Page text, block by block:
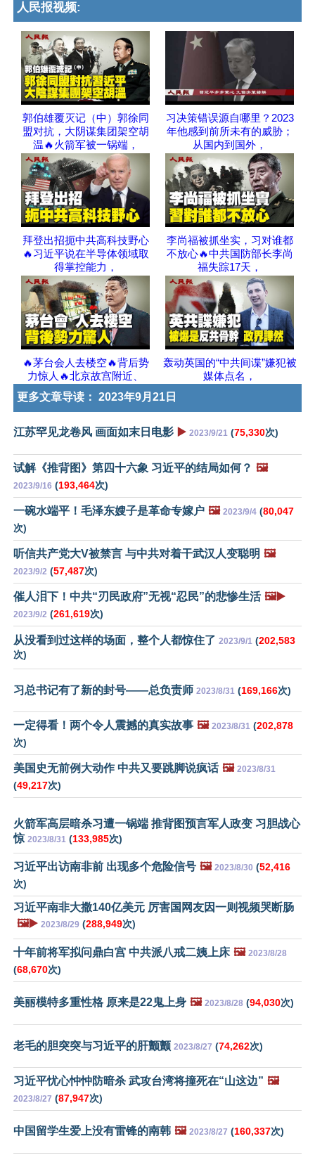
人民报视频:
郭伯雄覆灭记（中）郭徐同
盟对抗，大阴谋集团架空胡
温🔥火箭军被一锅端，
习决策错误源自哪里？2023
年他感到前所未有的威胁；
从国内到国外，
拜登出招扼中共高科技野心
🔥习近平说在半导体领域取
得掌控能力，
李尚福被抓坐实，习对谁都
不放心🔥中共国防部长李尚
福失踪17天，
🔥茅台会人去楼空🔥背后势
力惊人🔥北京故宫附近、
轰动英国的“中共间谍”嫌犯被
媒体点名，
更多文章导读： 2023年9月21日
江苏罕见龙卷风 画面如末日电影 ▶️ 2023/9/21 (75,330次)
试解《推背图》第四十六象 习近平的结局如何？ 🖼️
2023/9/16 (193,464次)
一碗水端平！毛泽东嫂子是革命专嫁户 🖼️ 2023/9/4 (80,047
次)
听信共产党大V被禁言 与中共对着干武汉人变聪明 🖼️
2023/9/2 (57,487次)
催人泪下！中共“刃民政府”无视“忍民”的悲惨生活 🖼️▶️
2023/9/2 (261,619次)
从没看到过这样的场面，整个人都惊住了 2023/9/1 (202,583
次)
习总书记有了新的封号——总负责师 2023/8/31 (169,166次)
一定得看！两个令人震撼的真实故事 🖼️ 2023/8/31 (202,878
次)
美国史无前例大动作 中共又要跳脚说疯话 🖼️ 2023/8/31
(49,217次)
火箭军高层暗杀习遭一锅端 推背图预言军人政变 习胆战心
惊 2023/8/31 (133,985次)
习近平出访南非前 出现多个危险信号 🖼️ 2023/8/30 (52,416
次)
习近平南非大撒140亿美元 厉害国网友因一则视频哭断肠
🖼️▶️ 2023/8/29 (288,949次)
十年前将军拟问鼎白宫 中共派八戒二姨上床 🖼️ 2023/8/28
(68,670次)
美丽模特多重性格 原来是22鬼上身 🖼️ 2023/8/28 (94,030次)
老毛的胆突突与习近平的肝颤颤 2023/8/27 (74,262次)
习近平忧心忡忡防暗杀 武攻台湾将撞死在“山这边” 🖼️
2023/8/27 (87,947次)
中国留学生爱上没有雷锋的南韩 🖼️ 2023/8/27 (160,337次)